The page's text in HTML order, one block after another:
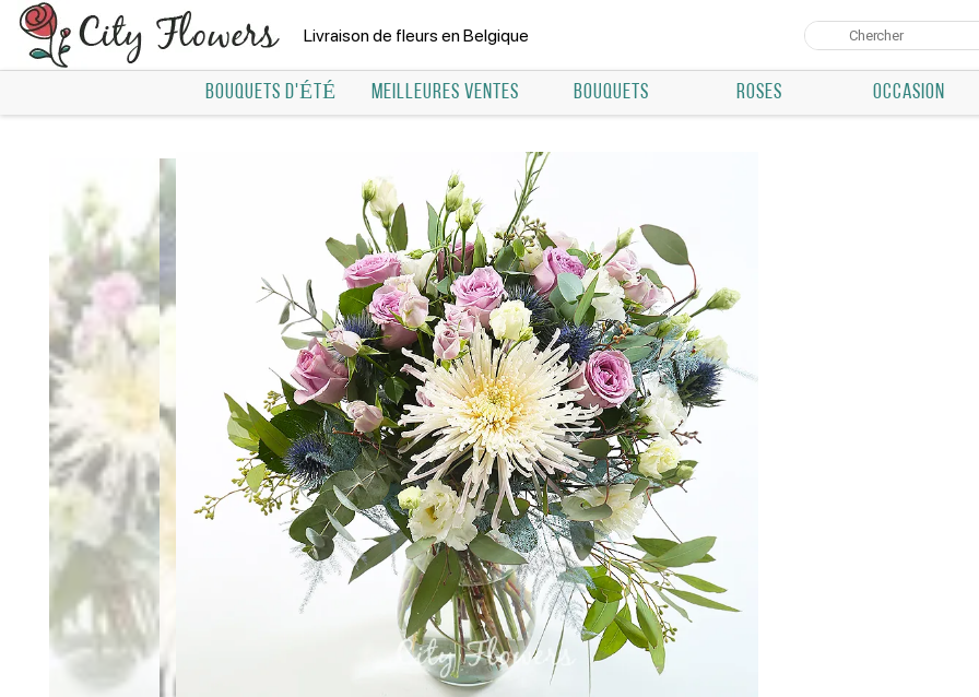
Livraison de fleurs en Belgique
BOUQUETS D'ÉTÉ MEILLEURES VENTES BOUQUETS ROSES OCCASION